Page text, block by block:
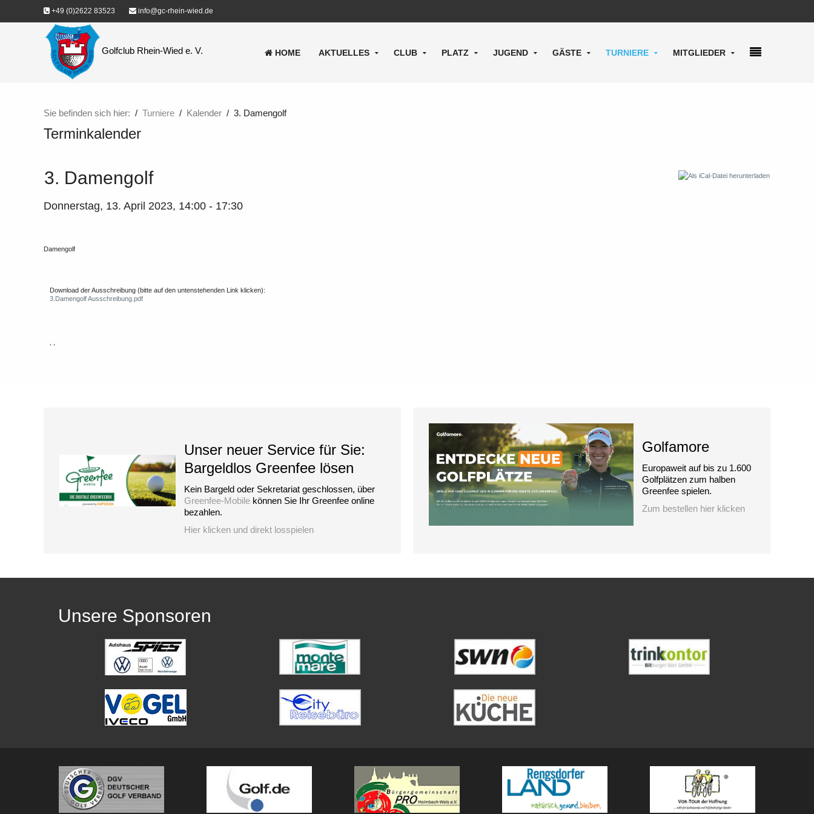
+49 (0)2622 83523 info@gc-rhein-wied.de
Golfclub Rhein-Wied e. V. HOME AKTUELLES CLUB PLATZ JUGEND GÄSTE TURNIERE MITGLIEDER
Sie befinden sich hier: Turniere Kalender 3. Damengolf
Terminkalender
3. Damengolf
Donnerstag, 13. April 2023, 14:00 - 17:30
Damengolf
Download der Ausschreibung (bitte auf den untenstehenden Link klicken):
3.Damengolf Ausschreibung.pdf
Unser neuer Service für Sie:
Bargeldlos Greenfee lösen
Kein Bargeld oder Sekretariat geschlossen, über
Greenfee-Mobile können Sie Ihr Greenfee online
bezahlen.
Hier klicken und direkt losspielen
Golfamore
Europaweit auf bis zu 1.600
Golfplätzen zum halben
Greenfee spielen.
Zum bestellen hier klicken
Unsere Sponsoren